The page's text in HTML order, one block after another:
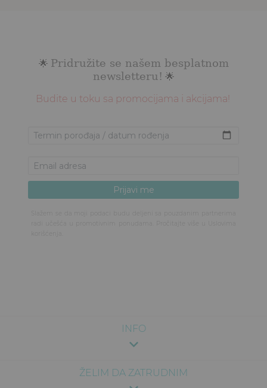
INFO
ŽELIM DA ZATRUDNIM
🌟 Pridružite se našem besplatnom
newsletteru! 🌟
Budite u toku sa promocijama i akcijama!